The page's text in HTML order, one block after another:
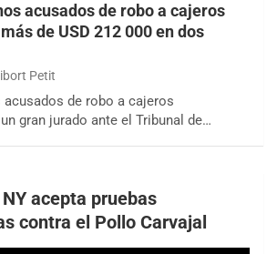
acusados de robo a cajeros
de USD 212 000 en dos
Petit
acusados de robo a cajeros
gran jurado ante el Tribunal de…
acepta pruebas
contra el Pollo Carvajal